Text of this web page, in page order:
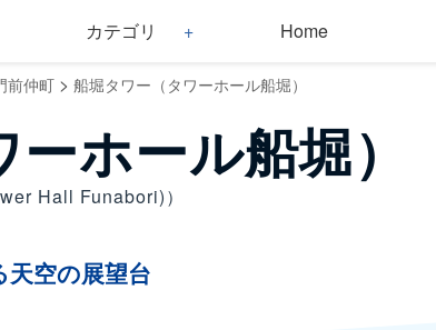
カテゴリ Home
前仲町> 船堀タワー（タワーホール船堀）
ホール船堀）
Hall Funabori)）
天空の展望台